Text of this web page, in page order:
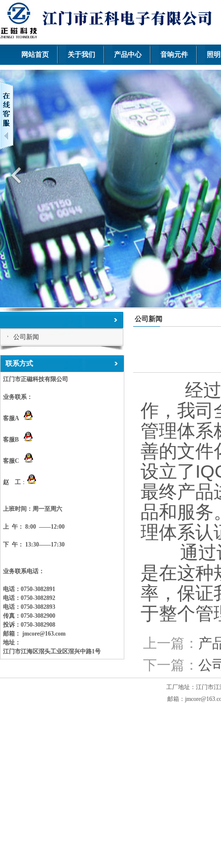
网站首页 关于我们 产品中心 音响元件 照
公司新闻
联系方式
江门市正磁科技有限公司
业务联系：
客服A
客服B
客服C
赵 工 ：
上班时间： 周一至周六
上 午： 8:00 ——12:00
下 午： 13:30——17:30
业务联系电话：
电话：0750-3082891
电话：0750-3082892
电话：0750-3082893
传真：0750-3082900
投诉：0750-3082908
邮箱： jmcore@163.com
地址：
江门市江海区滘头工业区滘兴中路1号
公司新闻
经过长
作，我司
管理体系
善的文件
设立了
最终产品
品和服务
理体系
通过认
是在这种
率，保证
于整个管
上一篇： 产
下一篇： 公
工厂地址：江门市江
邮箱：